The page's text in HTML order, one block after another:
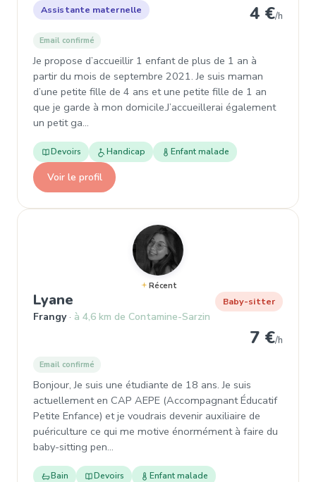
Assistante maternelle 4 €/h
Email confirmé
Je propose d’accueillir 1 enfant de plus de 1 an à
partir du mois de septembre 2021. Je suis maman
d’une petite fille de 4 ans et une petite fille de 1 an
que je garde à mon domicile.J’accueillerai également
un petit ga…
Devoirs Handicap Enfant malade
Voir le profil
Récent
Lyane , Garde d'enfant à Frangy
Frangy à 4,6 km de Contamine-Sarzin
Baby-sitter
7 €/h
Email confirmé
Bonjour, Je suis une étudiante de 18 ans. Je suis
actuellement en CAP AEPE (Accompagnant Éducatif
Petite Enfance) et je voudrais devenir auxiliaire de
puériculture ce qui me motive énormément à faire du
baby-sitting pen…
Bain Devoirs Enfant malade